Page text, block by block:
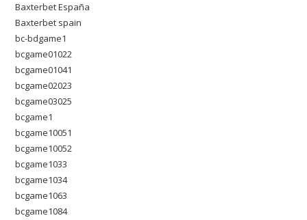
Baxterbet España
Baxterbet spain
bc-bdgame1
bcgame01022
bcgame01041
bcgame02023
bcgame03025
bcgame1
bcgame10051
bcgame10052
bcgame1033
bcgame1034
bcgame1063
bcgame1084